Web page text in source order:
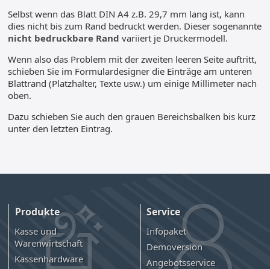
Selbst wenn das Blatt DIN A4 z.B. 29,7 mm lang ist, kann
dies nicht bis zum Rand bedruckt werden. Dieser sogenannte
nicht bedruckbare Rand variiert je Druckermodell.
Wenn also das Problem mit der zweiten leeren Seite auftritt,
schieben Sie im Formulardesigner die Einträge am unteren
Blattrand (Platzhalter, Texte usw.) um einige Millimeter nach
oben.
Dazu schieben Sie auch den grauen Bereichsbalken bis kurz
unter den letzten Eintrag.
Produkte
Kasse und
Warenwirtschaft
Kassenhardware
Service
Infopaket
Demoversion
Angebotsservice